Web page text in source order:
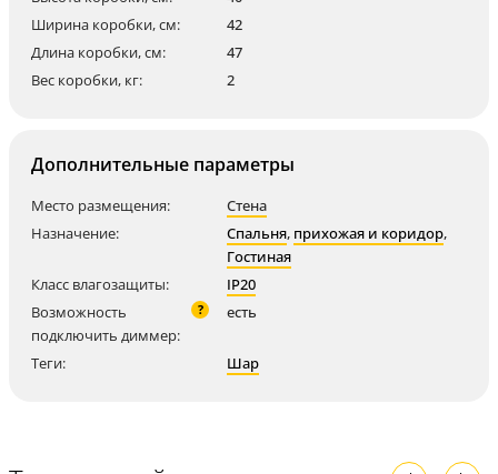
Ширина коробки, см:
42
Длина коробки, см:
47
Вес коробки, кг:
2
Дополнительные параметры
Место размещения:
Стена
Назначение:
Спальня, прихожая и коридор,
Гостиная
Класс влагозащиты:
IP20
Возможность
подключить диммер:
? есть
Теги: Шар